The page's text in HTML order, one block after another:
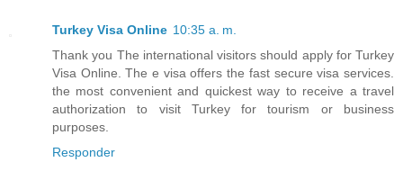
Turkey Visa Online 10:35 a. m.
Thank you The international visitors should apply for Turkey
Visa Online. The e visa offers the fast secure visa services.
the most convenient and quickest way to receive a travel
authorization to visit Turkey for tourism or business
purposes.
Responder